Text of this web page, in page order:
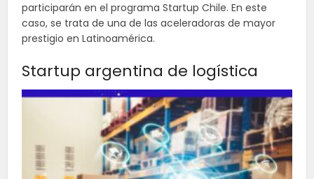
participarán en el programa Startup Chile. En este
caso, se trata de una de las aceleradoras de mayor
prestigio en Latinoamérica.
Startup argentina de logística